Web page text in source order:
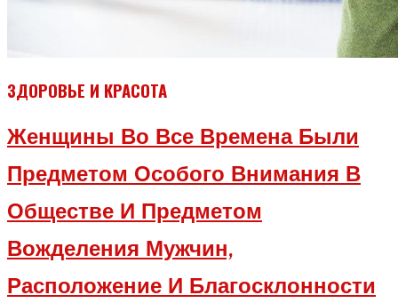
ЗДОРОВЬЕ И КРАСОТА
Женщины Во Все Времена Были
Предметом Особого Внимания В
Обществе И Предметом
Вожделения Мужчин,
Расположение И Благосклонности